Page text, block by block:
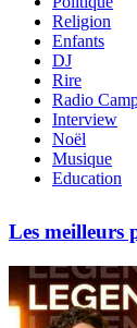
Religion
Enfants
DJ
Rire
Radio
Interview
Noël
Musique
Education
Les meilleurs